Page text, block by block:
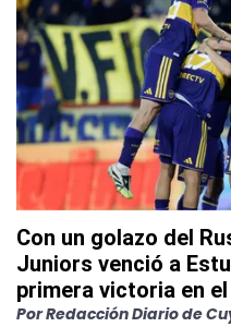
Con un golazo del
Juniors venció a
primera victoria en
PorRedacción Diario de